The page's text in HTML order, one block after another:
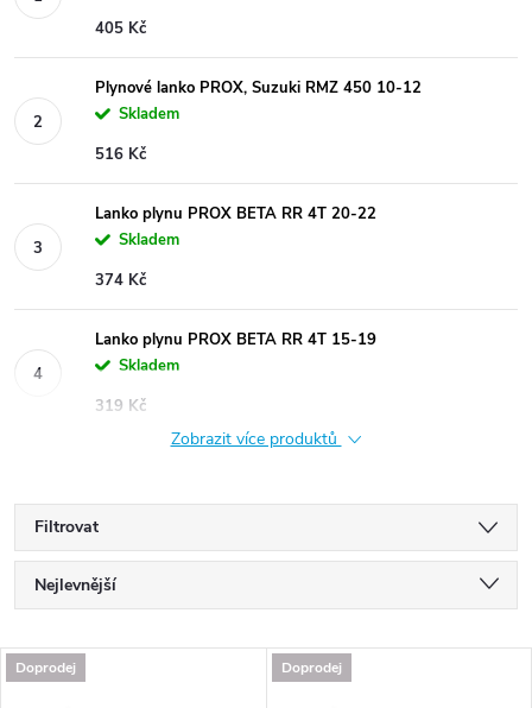
405 Kč
Plynové lanko PROX, Suzuki RMZ 450 10-12
Skladem
516 Kč
Lanko plynu PROX BETA RR 4T 20-22
Skladem
374 Kč
Lanko plynu PROX BETA RR 4T 15-19
Skladem
319 Kč
Zobrazit více produktů
Filtrovat
Ř
a
Nejlevnější
Nejprodávanější
V
Doprodej Doprodej